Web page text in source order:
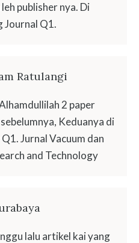
publisher nya. Di
Journal Q1.
Ratulangi
2 paper
Keduanya di
Jurnal Vacuum dan
and Technology
lalu artikel kai yang